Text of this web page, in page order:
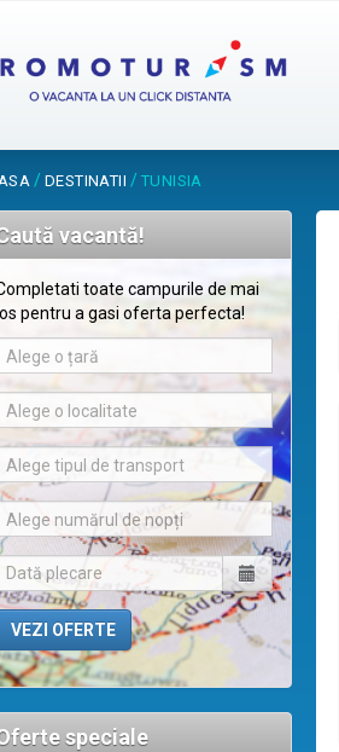
/ DESTINATII / TUNISIA
vacantă!
toate campurile de mai
pentru a gasi oferta perfecta!
Alege o țară
Alege o localitate
Alege tipul de transport
Alege numărul de nopți
speciale